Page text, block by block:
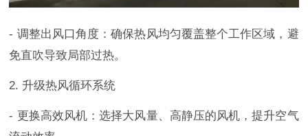
- 调整出风口角度：确保热风均匀覆盖整个工作区域，避
免直吹导致局部过热。
2. 升级热风循环系统
- 更换高效风机：选择大风量、高静压的风机，提升空气